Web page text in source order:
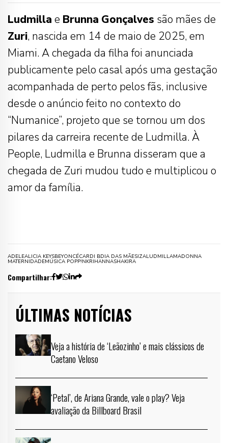
Ludmilla e Brunna Gonçalves são mães de
Zuri, nascida em 14 de maio de 2025, em
Miami. A chegada da filha foi anunciada
publicamente pelo casal após uma gestação
acompanhada de perto pelos fãs, inclusive
desde o anúncio feito no contexto do
“Numanice”, projeto que se tornou um dos
pilares da carreira recente de Ludmilla. À
People, Ludmilla e Brunna disseram que a
chegada de Zuri mudou tudo e multiplicou o
amor da família.
ADELEALICIA KEYSBEYONCÉCARDI BDIA DAS MÃESIZALUDMILLAMADONNA
MATERNIDADEMÚSICA POPP!NKRIHANNASHAKIRA
Compartilhar:
ÚLTIMAS NOTÍCIAS
Veja a história de ‘Leãozinho’ e mais clássicos de
Caetano Veloso
‘Petal’, de Ariana Grande, vale o play? Veja
avaliação da Billboard Brasil